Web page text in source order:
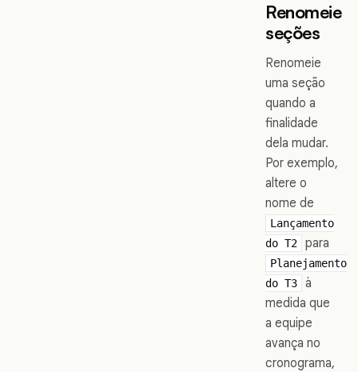
Renomeie
seções
Renomeie
uma seção
quando a
finalidade
dela mudar.
Por exemplo,
altere o
nome de
Lançamento
do T2
para
Planejamento
do T3
à
medida que
a equipe
avança no
cronograma,